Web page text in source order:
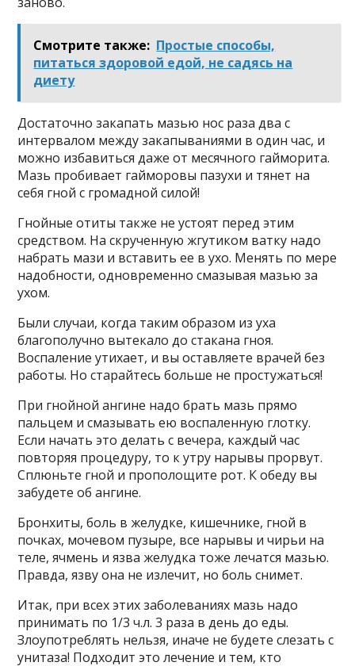
Смотрите также: Простые способы,
питаться здоровой едой, не садясь на
диету
Достаточно закапать мазью нос раза два с
интервалом между закапываниями в один час, и
можно избавиться даже от месячного гайморита.
Мазь пробивает гайморовы пазухи и тянет на
себя гной с громадной силой!
Гнойные отиты также не устоят перед этим
средством. На скрученную жгутиком ватку надо
набрать мази и вставить ее в ухо. Менять по мере
надобности, одновременно смазывая мазью за
ухом.
Были случаи, когда таким образом из уха
благополучно вытекало до стакана гноя.
Воспаление утихает, и вы оставляете врачей без
работы. Но старайтесь больше не простужаться!
При гнойной ангине надо брать мазь прямо
пальцем и смазывать ею воспаленную глотку.
Если начать это делать с вечера, каждый час
повторяя процедуру, то к утру нарывы прорвут.
Сплюньте гной и прополощите рот. К обеду вы
забудете об ангине.
Бронхиты, боль в желудке, кишечнике, гной в
почках, мочевом пузыре, все нарывы и чирьи на
теле, ячмень и язва желудка тоже лечатся мазью.
Правда, язву она не излечит, но боль снимет.
Итак, при всех этих заболеваниях мазь надо
принимать по 1/3 ч.л. 3 раза в день до еды.
Злоупотреблять нельзя, иначе не будете слезать с
унитаза! Подходит это лечение и тем, кто